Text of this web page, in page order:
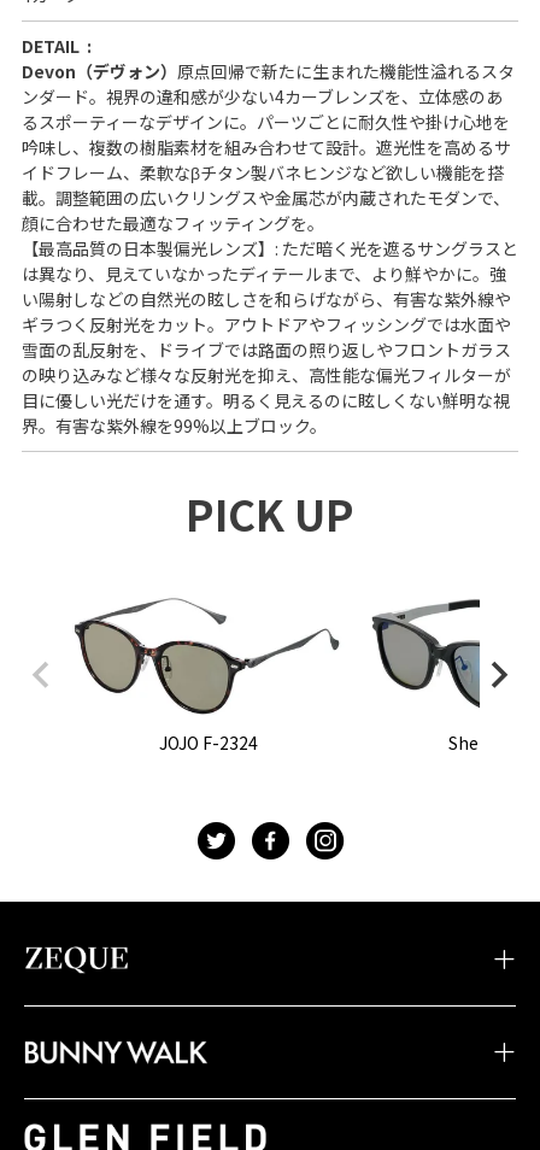
DETAIL
Devon（デヴォン） 原点回帰で新たに生まれた機能性溢れるスタ
ンダード。視界の違和感が少ない4カーブレンズを、立体感のあ
るスポーティーなデザインに。パーツごとに耐久性や掛け心地を
吟味し、複数の樹脂素材を組み合わせて設計。遮光性を高めるサ
イドフレーム、柔軟なβチタン製バネヒンジなど欲しい機能を搭
載。調整範囲の広いクリングスや金属芯が内蔵されたモダンで、
顔に合わせた最適なフィッティングを。
【最高品質の日本製偏光レンズ】: ただ暗く光を遮るサングラスと
は異なり、見えていなかったディテールまで、より鮮やかに。強
い陽射しなどの自然光の眩しさを和らげながら、有害な紫外線や
ギラつく反射光をカット。アウトドアやフィッシングでは水面や
雪面の乱反射を、ドライブでは路面の照り返しやフロントガラス
の映り込みなど様々な反射光を抑え、高性能な偏光フィルターが
目に優しい光だけを通す。明るく見えるのに眩しくない鮮明な視
界。有害な紫外線を99%以上ブロック。
PICK UP
JOJO F-2324 Sherry F-
t f g
・JOJO
・JAKE
・Juno
・Spike
・BW-032
・BW-027